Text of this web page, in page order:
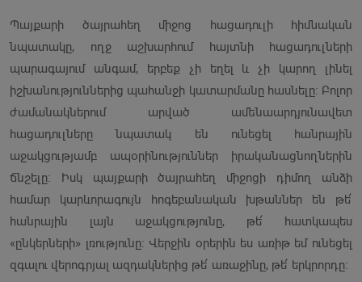
Պայքարի ծայրահեղ միջոց հացադուլի հիմնական
նպատակը, ողջ աշխարհում հայտնի հացադուլների
պարագայում անգամ, երբեք չի եղել և չի կարող լինել
իշխանություններից պահանջի կատարմանը հասնելը։ Բոլոր
ժամանակներում արված ամենաարդյունավետ
հացադուլները նպատակ են ունեցել հանրային
աջակցությամբ ապօրինություններ իրականացնողներին
ճնշելը։ Իսկ պայքարի ծայրահեղ միջոցի դիմող անձի
համար կարևորագույն հոգեբանական խթաններ են թե՛
հանրային լայն աջակցությունը, թե՛ հատկապես
«ընկերների» լռությունը։ Վերջին օրերին ես առիթ եմ ունեցել
զգալու վերոգրյալ ազդակներից թե՛ առաջինը, թե՛ երկրորդը։